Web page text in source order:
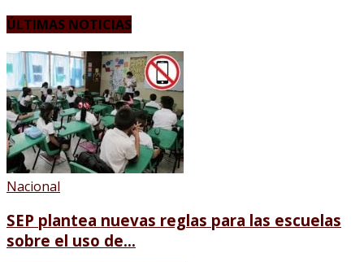
ÚLTIMAS NOTICIAS
Nacional
SEP plantea nuevas reglas para las escuelas
sobre el uso de...